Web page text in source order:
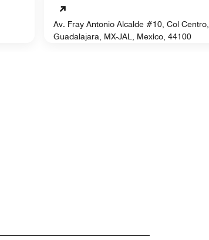
Av. Fray Antonio Alcalde #10, Col Centro,
Guadalajara, MX-JAL, Mexico, 44100